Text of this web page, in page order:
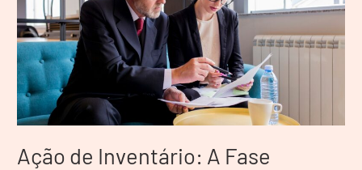
Ação de Inventário: A Fase
Fase
Pericial
para
Apuração
dos
Valores
Bens